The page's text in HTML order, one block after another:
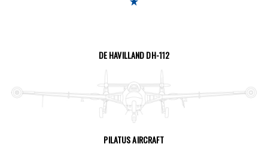
DE HAVILLAND DH-112
PILATUS AIRCRAFT